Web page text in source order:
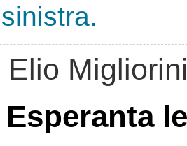
Elio
Esperanta